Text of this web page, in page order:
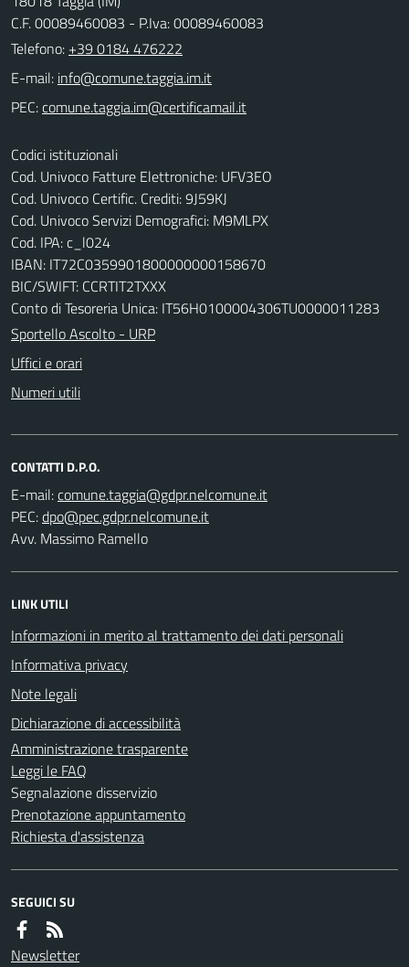
C.F. 00089460083 - P.Iva: 00089460083
Telefono: +39 0184 476222
E-mail:
PEC:
Codici istituzionali
Cod. Univoco Fatture Elettroniche: UFV3EO
Cod. Univoco Certific. Crediti: 9J59KJ
Cod. Univoco Servizi Demografici: M9MLPX
Cod. IPA: c_l024
IBAN: IT72C0359901800000000158670
BIC/SWIFT: CCRTIT2TXXX
Conto di Tesoreria Unica: IT56H0100004306TU0000011283
Sportello Ascolto - URP
Uffici e orari
Numeri utili
CONTATTI D.P.O.
E-mail:
PEC:
Avv. Massimo Ramello
LINK UTILI
Informazioni in merito al trattamento dei dati personali
Informativa privacy
Note legali
Dichiarazione di accessibilità
Amministrazione trasparente
Leggi le FAQ
Segnalazione disservizio
Prenotazione appuntamento
Richiesta d'assistenza
SEGUICI SU
Newsletter